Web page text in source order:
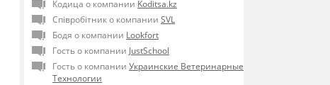
Кодица о компании Koditsa.kz
Співробітник о компании SVL
Бодя о компании Lookfort
Гость о компании JustSchool
Гость о компании Украинские Ветеринарные
Технологии